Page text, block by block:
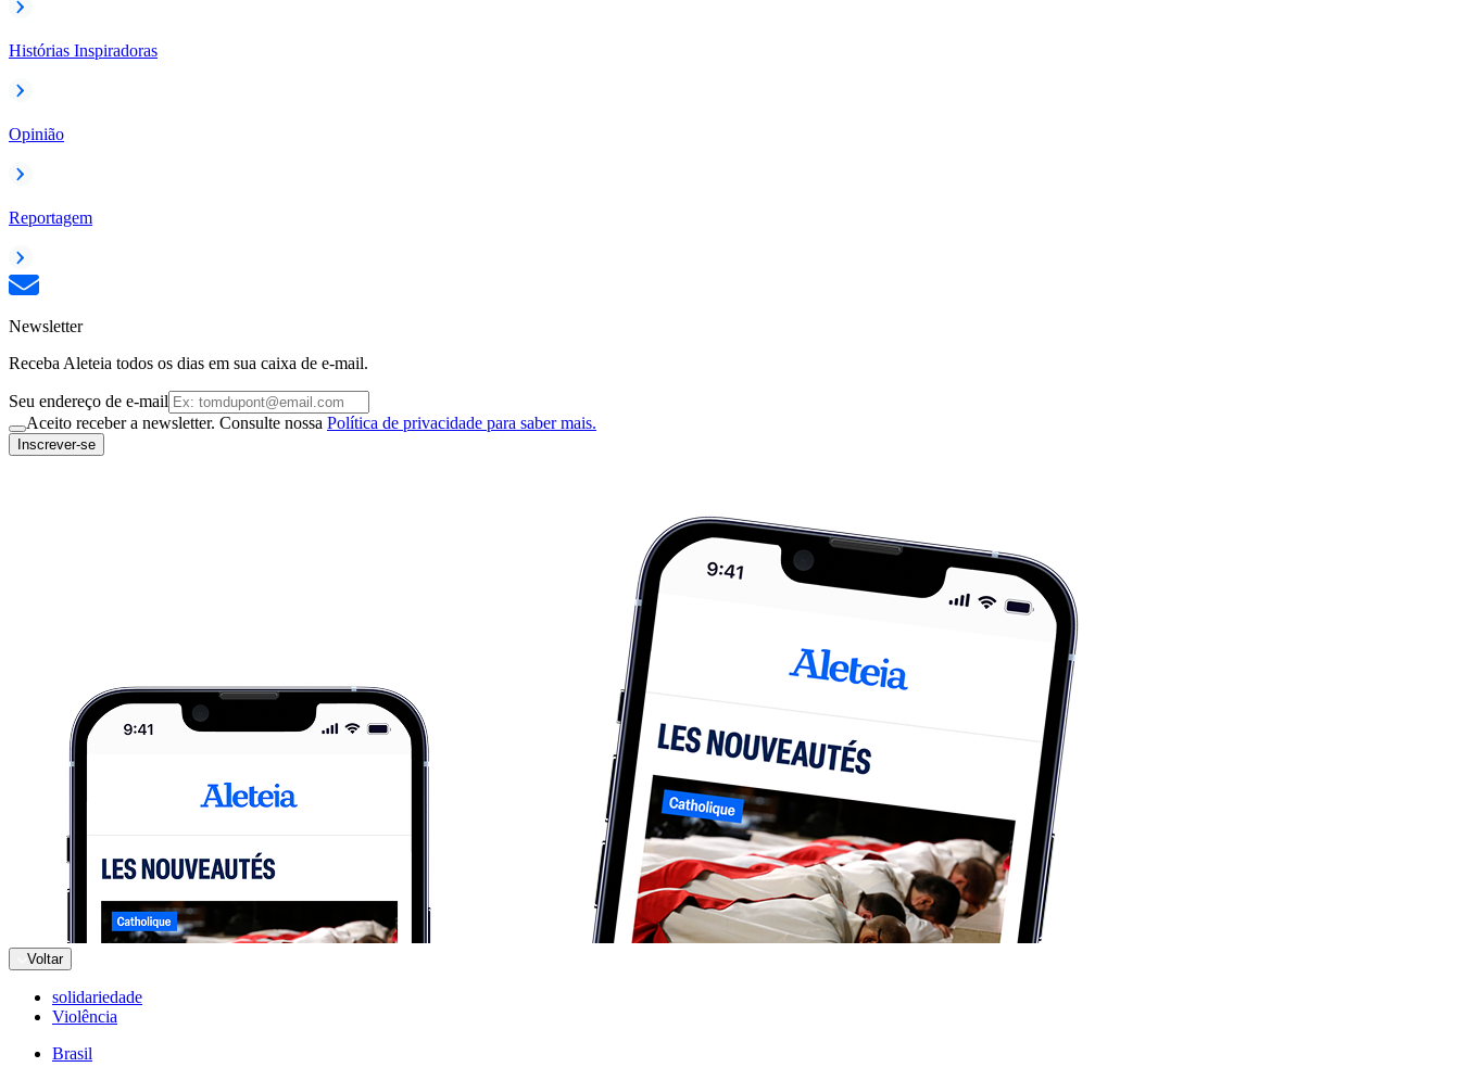
Histórias Inspiradoras
Opinião
Reportagem
Newsletter
Receba Aleteia todos os dias em sua caixa de e-mail.
Seu endereço de e-mail
Aceito receber a newsletter. Consulte nossa Política de privacidade para saber mais.
Inscrever-se
Voltar
solidariedade
Violência
Brasil